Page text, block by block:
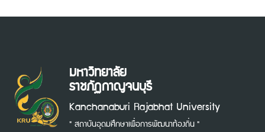
มหาวิทยาลัย
ราชภัฏกาญจนบุรี
Kanchanaburi Rajabhat University
" สถาบันอุดมศึกษาเพื่อการพัฒนาท้องถิ่น "